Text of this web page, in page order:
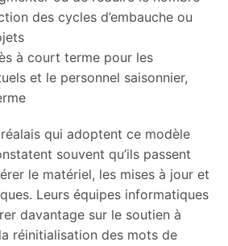
des cycles d’embauche ou
à court terme pour les
et le personnel saisonnier,
qui adoptent ce modèle
souvent qu’ils passent
le matériel, les mises à jour et
Leurs équipes informatiques
davantage sur le soutien à
réinitialisation des mots de